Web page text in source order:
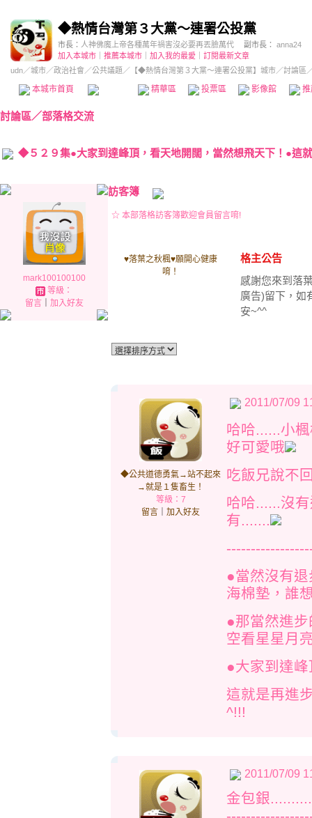
◆熱情台灣第３大黨～連署公投黨
市長： 人神佛魔上帝各種萬年禍害沒必要再丟臉萬代 副市長：
anna24
加入本城市
推薦本城市 加入我的最愛
訂閱最新文章
udn／城市／政治社會 ／公共議題 ／ 【◆熱情台灣第３大黨～連署公投黨】城市／討論區
本城市首頁 精華區 投票區 影像館
討論區／部落格交流
◆５２９集●大家到達峰頂，看天地開闊，當然想飛天下！●這
mark100100100
等級：
留言｜ 加入好友
訪客簿
☆ 本部落格訪客簿歡迎會員留言唷!
♥落葉之秋楓♥願開心健康
唷！
格主公告
感謝您來到落
廣告)留下，如
安~^^
◆公共道德勇氣→站不起來
→就是１隻畜生！
等級：7
留言
加入好友
2011/07/09
哈哈......小
好可愛哦
吃飯兄說不
哈哈......沒
有.......
●當然沒有
海棉墊，誰
●那當然進
空看星星月
●大家到達
這就是再進
^!!!
2011/07/09
金包銀